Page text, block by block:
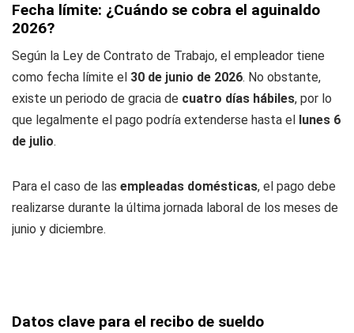
Fecha límite: ¿Cuándo se cobra el aguinaldo
2026?
Según la Ley de Contrato de Trabajo, el empleador tiene
como fecha límite el 30 de junio de 2026. No obstante,
existe un periodo de gracia de cuatro días hábiles, por lo
que legalmente el pago podría extenderse hasta el lunes 6
de julio.
Para el caso de las empleadas domésticas, el pago debe
realizarse durante la última jornada laboral de los meses de
junio y diciembre.
Datos clave para el recibo de sueldo